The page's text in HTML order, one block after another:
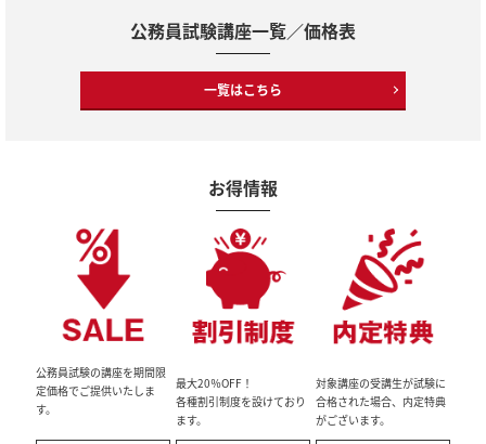
公務員試験講座一覧／価格表
一覧はこちら
お得情報
公務員試験の講座を期間限
定価格でご提供いたしま
す。
最大20％OFF！
各種割引制度を設けており
ます。
対象講座の受講生が試験に
合格された場合、内定特典
がございます。